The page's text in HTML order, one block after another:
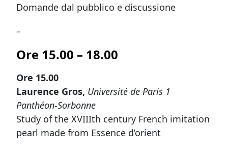
Domande dal pubblico e discussione
–
Ore 15.00 – 18.00
Ore 15.00
Laurence Gros, Université de Paris 1
Panthéon-Sorbonne
Study of the XVIIIth century French imitation
pearl made from Essence d’orient